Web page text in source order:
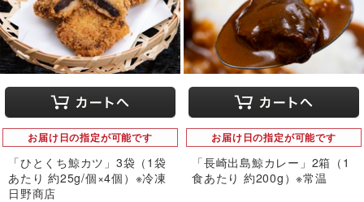
お届け日の指定が可能です
「ひとくち鯨カツ」3袋（1袋
あたり 約25g/個×4個）※冷凍
日野商店
お届け日の指定が可能です
「長崎出島鯨カレー」2箱（1
食あたり 約200g）※常温